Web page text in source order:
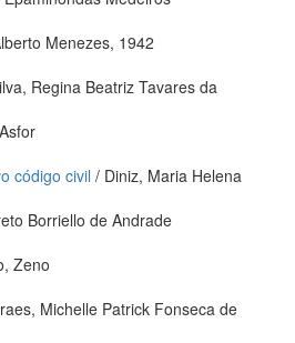
Menezes, 1942
Regina Beatriz Tavares da
código civil / Diniz, Maria Helena
Borriello de Andrade
Zeno
Michelle Patrick Fonseca de